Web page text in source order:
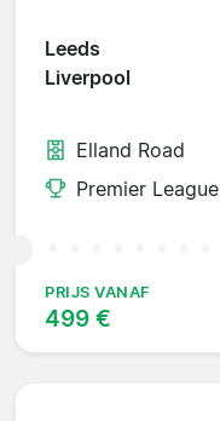
Leeds
Liverpool
Elland Road
Premier League
PRIJS VANAF
499 €